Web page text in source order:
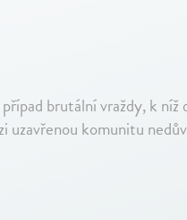
brutální vraždy, k níž
uzavřenou komunitu